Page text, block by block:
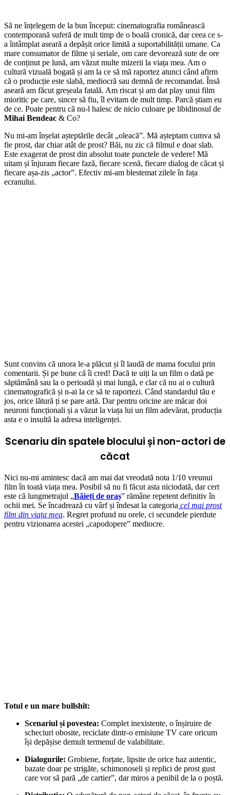
Să ne înțelegem de la bun început: cinematografia românească
contemporană suferă de mult timp de o boală cronică, dar ceea ce s-
a întâmplat aseară a depășit orice limită a suportabilității umane. Ca
mare consumator de filme și seriale, om care devorează sute de ore
de conținut pe lună, am văzut multe mizerii la viața mea. Am o
cultură vizuală bogată și am la ce să mă raportez atunci când afirm
că o producție este slabă, mediocră sau demnă de recomandat. Însă
aseară am făcut greșeala fatală. Am riscat și am dat play unui film
mioritic pe care, sincer să fiu, îl evitam de mult timp. Parcă știam eu
de ce. Poate pentru că nu-l halesc de nicio culoare pe libidinosul de
Mihai Bendeac & Co?
Nu mi-am înșelat așteptările decât „oleacă”. Mă așteptam cumva să
fie prost, dar chiar atât de prost? Băi, nu zic că filmul e doar slab.
Este exagerat de prost din absolut toate punctele de vedere! Mă
uitam și înjuram fiecare fază, fiecare scenă, fiecare dialog de căcat și
fiecare așa-zis „actor”. Efectiv mi-am blestemat zilele în fața
ecranului.
Sunt convins că unora le-a plăcut și îl laudă de mama focului prin
comentarii. Și pe bune că îi cred! Dacă te uiți la un film o dată pe
săptămână sau la o perioadă și mai lungă, e clar că nu ai o cultură
cinematografică și n-ai la ce să te raportezi. Când standardul tău e
jos, orice lătură ți se pare artă. Dar pentru oricine are măcar doi
neuroni funcționali și a văzut la viața lui un film adevărat, producția
asta e o insultă la adresa inteligenței.
Scenariu din spatele blocului și non-actori de
căcat
Nici nu-mi amintesc dacă am mai dat vreodată nota 1/10 vreunui
film în toată viața mea. Posibil să nu fi făcut asta niciodată, dar cert
este că lungmetrajul „Băieți de oraș” rămâne repetent definitiv în
ochii mei. Se încadrează cu vârf și îndesat la categoria cel mai prost
film din viața mea. Regret profund nu orele, ci secundele pierdute
pentru vizionarea acestei „capodopere” mediocre.
Totul e un mare bullshit:
Scenariul și povestea: Complet inexistente, o înșiruire de
scheciuri obosite, reciclate dintr-o emisiune TV care oricum
își depășise demult termenul de valabilitate.
Dialogurile: Grobiene, forțate, lipsite de orice haz autentic,
bazate doar pe strigăte, schimonoseli și replici de prost gust
care vor să pară „de cartier”, dar miros a penibil de la o poștă.